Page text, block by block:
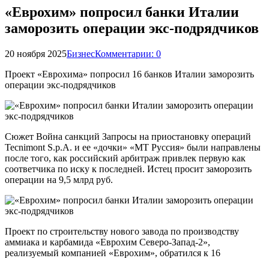
«Еврохим» попросил банки Италии
заморозить операции экс-подрядчиков
20 ноября 2025БизнесКомментарии: 0
Проект «Еврохима» попросил 16 банков Италии заморозить
операции экс-подрядчиков
Сюжет Война санкций Запросы на приостановку операций
Tecnimont S.p.A. и ее «дочки» «МТ Руссия» были направлены
после того, как российский арбитраж привлек первую как
соответчика по иску к последней. Истец просит заморозить
операции на 9,5 млрд руб.
Проект по строительству нового завода по производству
аммиака и карбамида «Еврохим Северо-Запад-2»,
реализуемый компанией «Еврохим», обратился к 16